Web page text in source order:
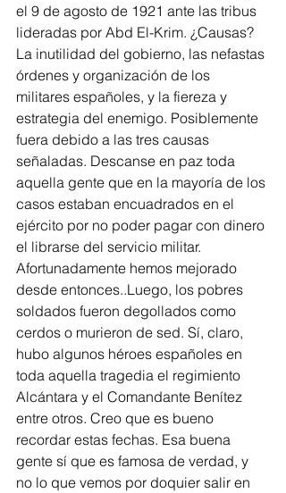
el 9 de agosto de 1921 ante las tribus
lideradas por Abd El-Krim. ¿Causas?
La inutilidad del gobierno, las nefastas
órdenes y organización de los
militares españoles, y la fiereza y
estrategia del enemigo. Posiblemente
fuera debido a las tres causas
señaladas. Descanse en paz toda
aquella gente que en la mayoría de los
casos estaban encuadrados en el
ejército por no poder pagar con dinero
el librarse del servicio militar.
Afortunadamente hemos mejorado
desde entonces..Luego, los pobres
soldados fueron degollados como
cerdos o murieron de sed. Sí, claro,
hubo algunos héroes españoles en
toda aquella tragedia el regimiento
Alcántara y el Comandante Benítez
entre otros. Creo que es bueno
recordar estas fechas. Esa buena
gente sí que es famosa de verdad, y
no lo que vemos por doquier salir en